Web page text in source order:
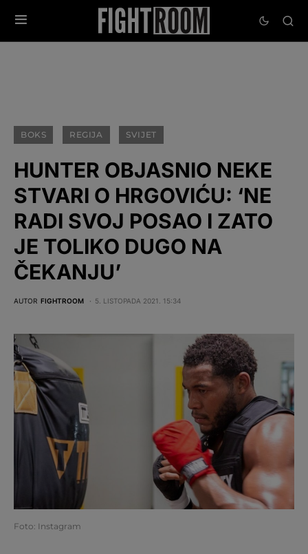
BOKS REGIJA SVIJET
HUNTER OBJASNIO NEKE
STVARI O HRGOVIĆU: ‘NE
RADI SVOJ POSAO I ZATO
JE TOLIKO DUGO NA
ČEKANJU’
AUTOR FIGHTROOM 5. LISTOPADA 2021. 15:34
Foto: Instagram